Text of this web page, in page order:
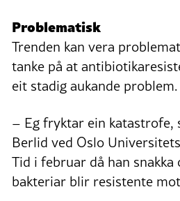
Problematisk
Trenden kan vera
tanke på at
eit stadig aukande problem.
– Eg fryktar ein katastrofe,
Berlid ved Oslo
Tid i februar då han
bakteriar blir resistente